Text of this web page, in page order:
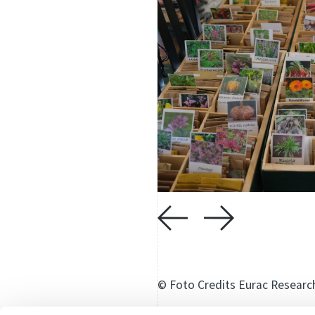
© Foto Credits Eurac